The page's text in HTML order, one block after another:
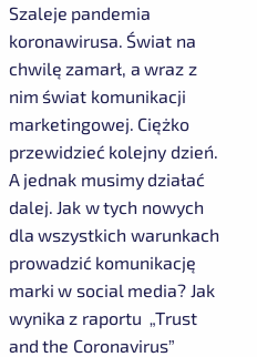
Szaleje pandemia
koronawirusa. Świat na
chwilę zamarł, a wraz z
nim świat komunikacji
marketingowej. Ciężko
przewidzieć kolejny dzień.
A jednak musimy działać
dalej. Jak w tych nowych
dla wszystkich warunkach
prowadzić komunikację
marki w social media? Jak
wynika z raportu „Trust
and the Coronavirus”